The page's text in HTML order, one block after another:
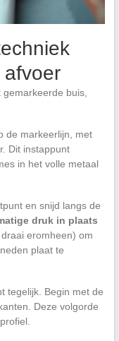
buis,
de markeerlijn, met
Dit instappunt
in het volle metaal
en snijd langs de
druk in plaats
eromheen) om
plaat te
tegelijk. Begin met de
Deze volgorde